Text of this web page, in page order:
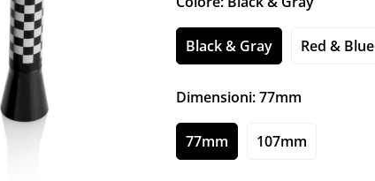
Black & Gray Red & Blue
Dimensioni:77mm
77mm 107mm